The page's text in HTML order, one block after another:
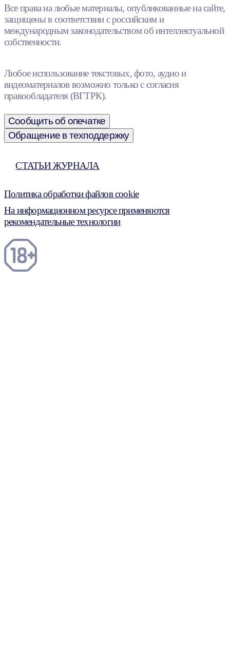
Все права на любые материалы, опубликованные на сайте,
защищены в соответствии с российским и
международным законодательством об интеллектуальной
собственности.
Любое использование текстовых, фото, аудио и
видеоматериалов возможно только с согласия
правообладателя (ВГТРК).
Сообщить об опечатке
Обращение в техподдержку
СТАТЬИ ЖУРНАЛА
Политика обработки файлов cookie
На информационном ресурсе применяются
рекомендательные технологии